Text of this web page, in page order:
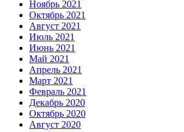
Ноябрь 2021
Октябрь 2021
Август 2021
Июль 2021
Июнь 2021
Май 2021
Апрель 2021
Март 2021
Февраль 2021
Декабрь 2020
Октябрь 2020
Август 2020